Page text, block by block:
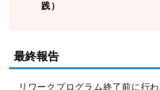
践）
最終報告
リワークプログラム終了前に行